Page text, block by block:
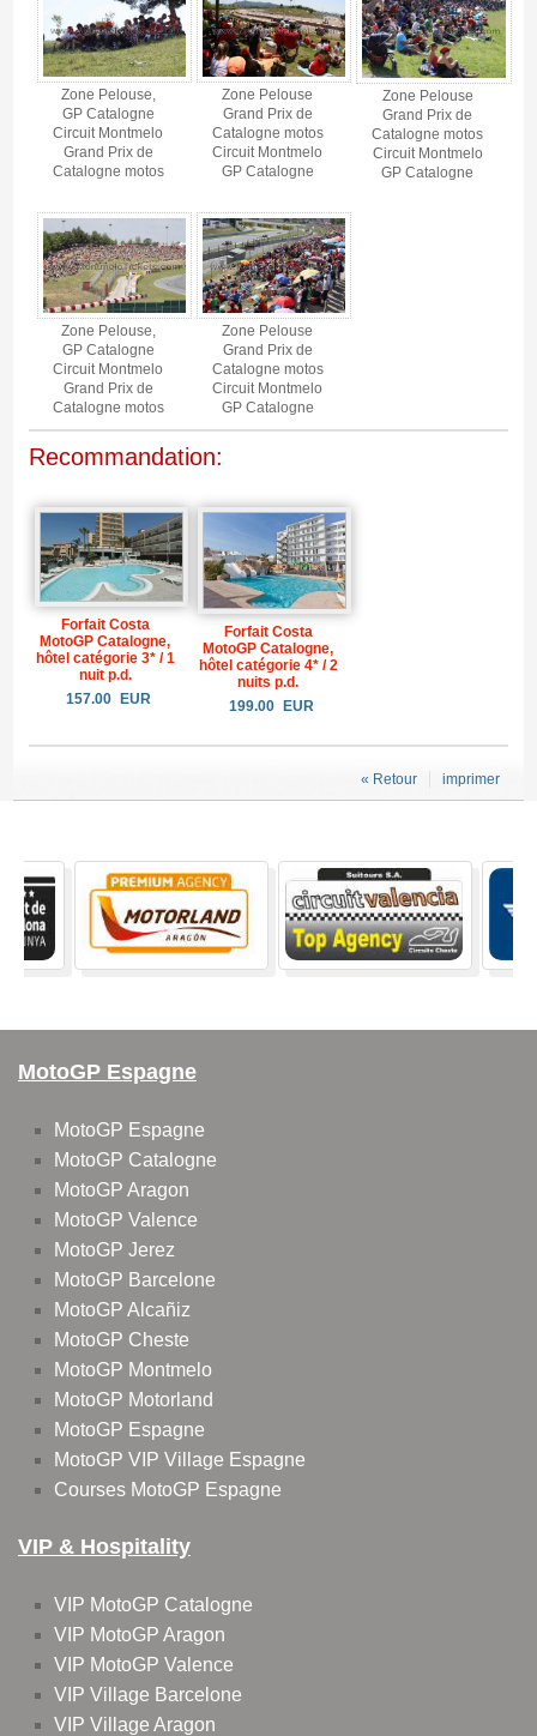
Zone Pelouse,
GP Catalogne
Circuit Montmelo
Grand Prix de
Catalogne motos
Zone Pelouse
Grand Prix de
Catalogne motos
Circuit Montmelo
GP Catalogne
Zone Pelouse
Grand Prix de
Catalogne motos
Circuit Montmelo
GP Catalogne
Zone Pelouse,
GP Catalogne
Circuit Montmelo
Grand Prix de
Catalogne motos
Zone Pelouse
Grand Prix de
Catalogne motos
Circuit Montmelo
GP Catalogne
Recommandation:
Forfait Costa
MotoGP Catalogne,
hôtel catégorie 3* / 1
nuit p.d.
157.00 EUR
Forfait Costa
MotoGP Catalogne,
hôtel catégorie 4* / 2
nuits p.d.
199.00 EUR
imprimer
« Retour
MotoGP Espagne
MotoGP Espagne
MotoGP Catalogne
MotoGP Aragon
MotoGP Valence
MotoGP Jerez
MotoGP Barcelone
MotoGP Alcañiz
MotoGP Cheste
MotoGP Montmelo
MotoGP Motorland
MotoGP Espagne
MotoGP VIP Village Espagne
Courses MotoGP Espagne
VIP & Hospitality
VIP MotoGP Catalogne
VIP MotoGP Aragon
VIP MotoGP Valence
VIP Village Barcelone
VIP Village Aragon